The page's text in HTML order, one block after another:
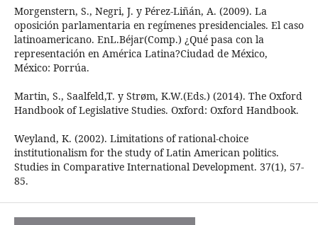
Morgenstern, S., Negri, J. y Pérez-Liñán, A. (2009). La
oposición parlamentaria en regímenes presidenciales. El caso
latinoamericano. EnL.Béjar(Comp.) ¿Qué pasa con la
representación en América Latina?Ciudad de México,
México: Porrúa.
Martin, S., Saalfeld,T. y Strøm, K.W.(Eds.) (2014). The Oxford
Handbook of Legislative Studies. Oxford: Oxford Handbook.
Weyland, K. (2002). Limitations of rational-choice
institutionalism for the study of Latin American politics.
Studies in Comparative International Development. 37(1), 57-
85.